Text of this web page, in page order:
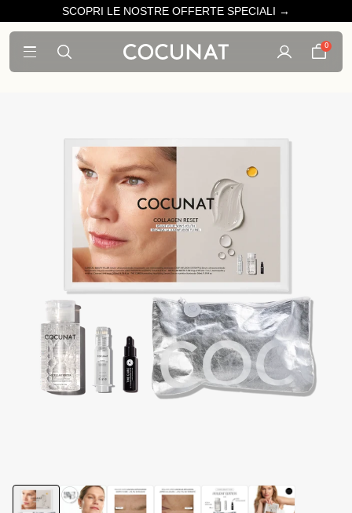
SCOPRI LE NOSTRE OFFERTE SPECIALI →
0